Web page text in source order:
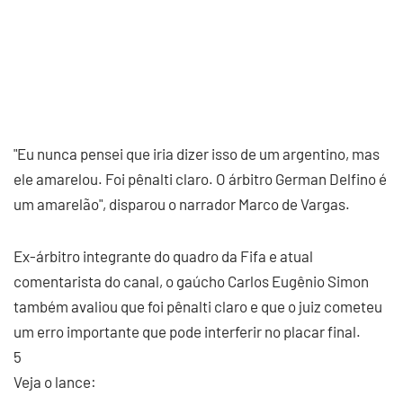
"Eu nunca pensei que iria dizer isso de um argentino, mas
ele amarelou. Foi pênalti claro. O árbitro German Delfino é
um amarelão", disparou o narrador Marco de Vargas.
Ex-árbitro integrante do quadro da Fifa e atual
comentarista do canal, o gaúcho Carlos Eugênio Simon
também avaliou que foi pênalti claro e que o juiz cometeu
um erro importante que pode interferir no placar final.
5
Veja o lance: